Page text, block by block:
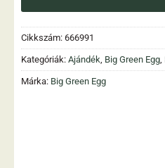
Cikkszám: 666991
Kategóriák: Ajándék Big Green Egg
Márka: Big Green Egg